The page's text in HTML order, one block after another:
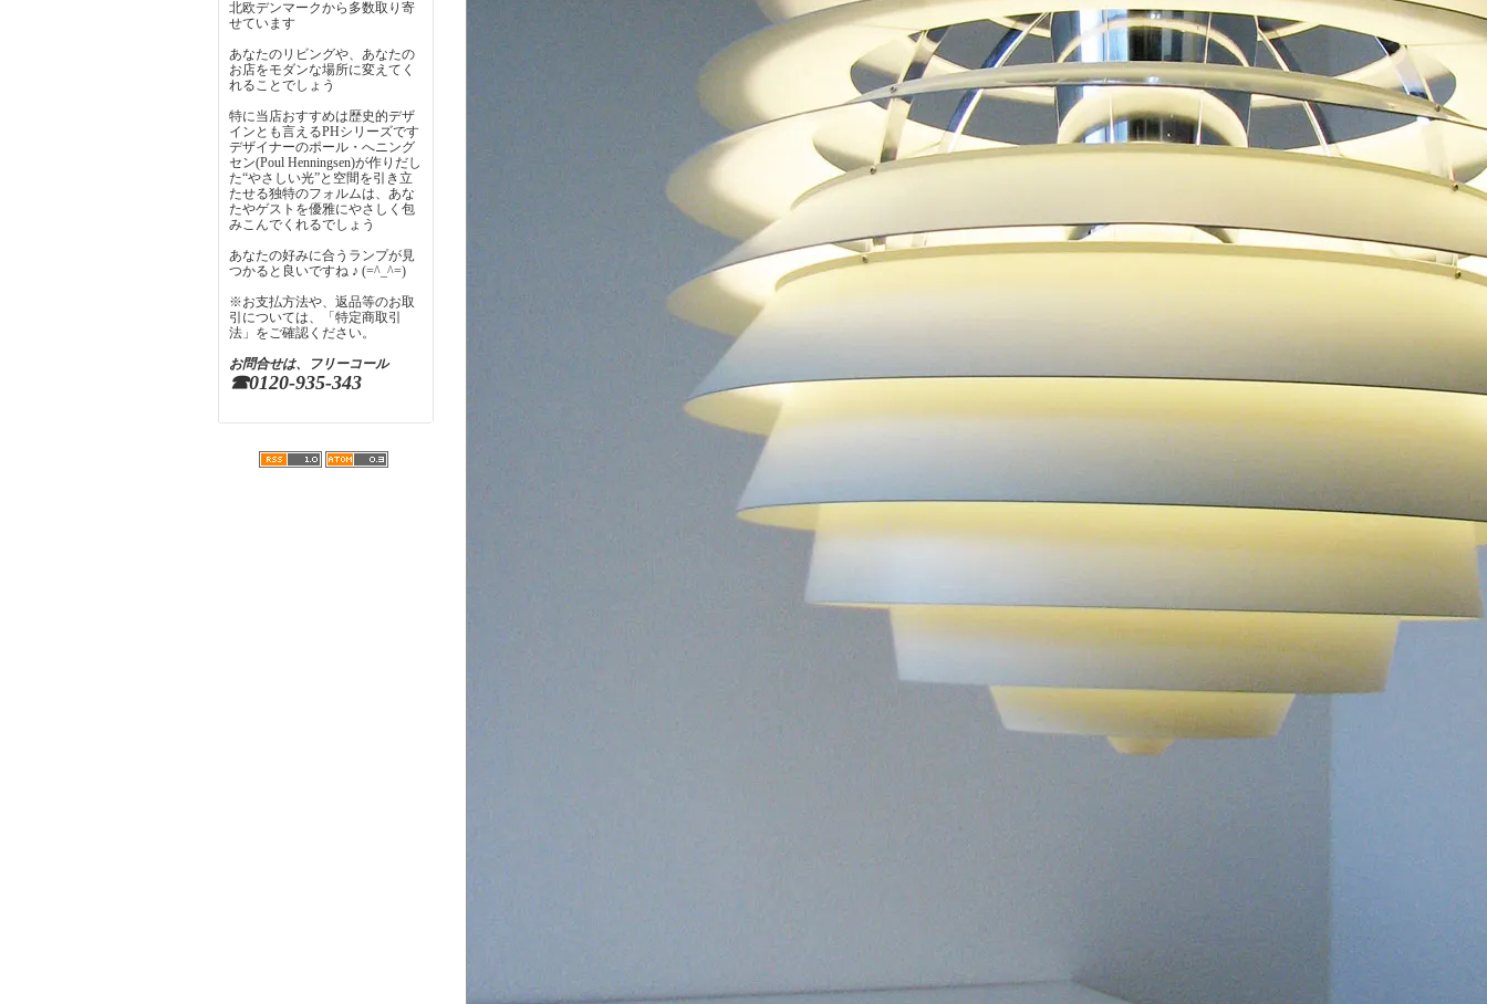
北欧デンマークから多数取り寄
せています
あなたのリビングや、あなたの
お店をモダンな場所に変えてく
れることでしょう
特に当店おすすめは歴史的デザ
インとも言えるPHシリーズです
デザイナーのポール・へニング
セン(Poul Henningsen)が作りだし
た“やさしい光”と空間を引き立
たせる独特のフォルムは、あな
たやゲストを優雅にやさしく包
みこんでくれるでしょう
あなたの好みに合うランプが見
つかると良いですね ♪ (=^_^=)
※お支払方法や、返品等のお取
引については、「特定商取引
法」をご確認ください。
お問合せは、フリーコール
☎0120-935-343